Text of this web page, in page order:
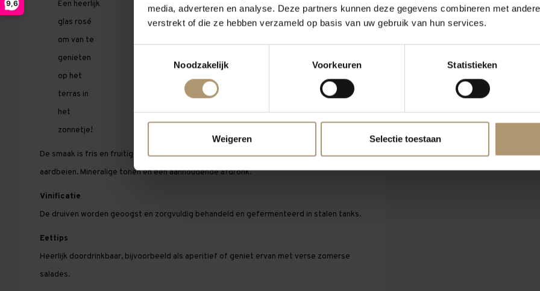
9,6
media, adverteren en analyse. Deze partners kunnen deze gegevens combineren met
verstrekt of die ze hebben verzameld op basis van uw gebruik van hun services.
Noodzakelijk
Voorkeuren Statistieken
Weigeren Selectie toestaan
Een heerlijk
glas rosé
om van te
genieten
op het
terras in
het
zonnetje!
De smaak is fris en fruitig met mooie aroma's van rood fruit zoals bessen, frambozen en
aardbeien. Mineralige tonen en een aanhoudende afdronk.
Vinificatie
De druiven worden geoogst en zorgvuldig behandeld en gefermenteerd in stalen tanks.
Eettips
Heerlijk doordrinkbaar, bijvoorbeeld als aperitief of geniet ervan met verse zomerse
salades.